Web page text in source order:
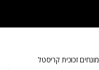
מונחים זכוכית קריסטל